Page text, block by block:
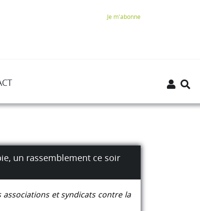
Je m'abonne
un rassemblement ce soir
et syndicats contre la